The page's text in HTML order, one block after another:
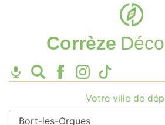
Corrèze
Votre ville de